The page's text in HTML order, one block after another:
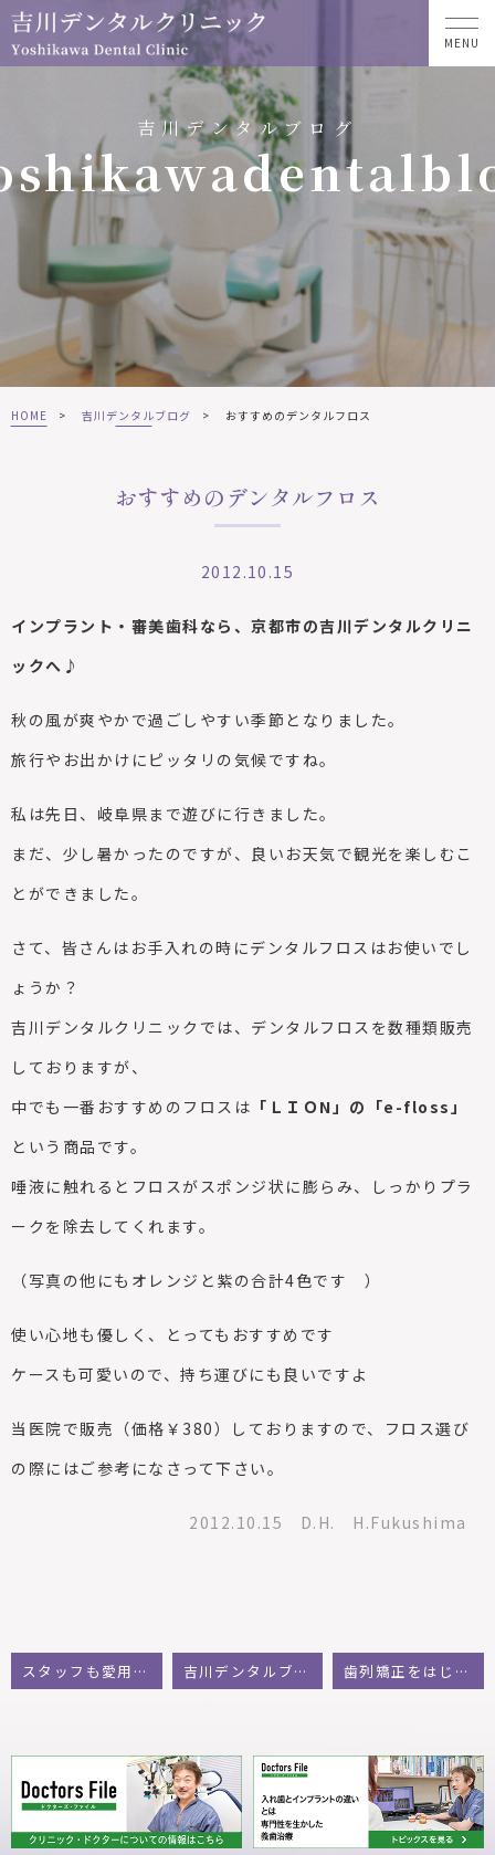
MENU
吉川デンタルブログ
HOME > 吉川デンタルブログ > おすすめのデンタルフロス
おすすめのデンタルフロス
2012.10.15
インプラント・審美歯科なら、京都市の吉川デンタルクリニ
ックへ♪
秋の風が爽やかで過ごしやすい季節となりました。
旅行やお出かけにピッタリの気候ですね。
私は先日、岐阜県まで遊びに行きました。
まだ、少し暑かったのですが、良いお天気で観光を楽しむこ
とができました。
さて、皆さんはお手入れの時にデンタルフロスはお使いでし
ょうか？
吉川デンタルクリニックでは、デンタルフロスを数種類販売
しておりますが、
中でも一番おすすめのフロスは 「ＬＩＯN」の「e-floss」
という商品です。
唾液に触れるとフロスがスポンジ状に膨らみ、しっかりプラ
ークを除去してくれます。
（写真の他にもオレンジと紫の合計4色です ）
使い心地も優しく、とってもおすすめです
ケースも可愛いので、持ち運びにも良いですよ
当医院で販売（価格￥380）しておりますので、フロス選び
の際にはご参考になさって下さい。
2012.10.15 D.H. H.Fukushima
スタッフも愛用の歯ブラシ 吉川デンタルブログ 歯列矯正をはじめました